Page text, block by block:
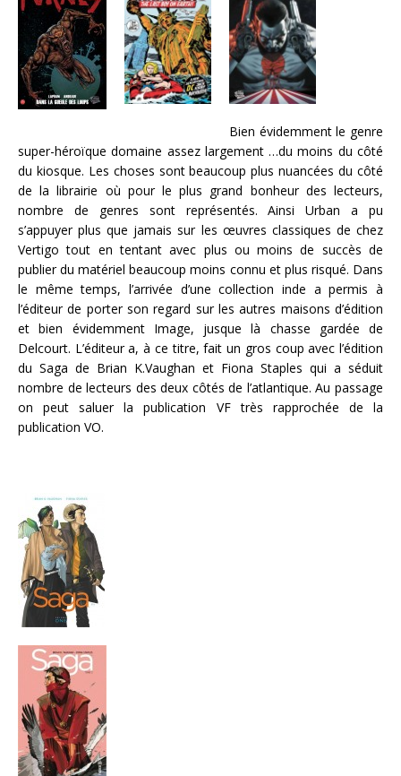
Bien évidemment le genre
super-héroïque domaine assez largement …du moins du côté
du kiosque. Les choses sont beaucoup plus nuancées du côté
de la librairie où pour le plus grand bonheur des lecteurs,
nombre de genres sont représentés. Ainsi Urban a pu
s’appuyer plus que jamais sur les œuvres classiques de chez
Vertigo tout en tentant avec plus ou moins de succès de
publier du matériel beaucoup moins connu et plus risqué. Dans
le même temps, l’arrivée d’une collection inde a permis à
l’éditeur de porter son regard sur les autres maisons d’édition
et bien évidemment Image, jusque là chasse gardée de
Delcourt. L’éditeur a, à ce titre, fait un gros coup avec l’édition
du Saga de Brian K.Vaughan et Fiona Staples qui a séduit
nombre de lecteurs des deux côtés de l’atlantique. Au passage
on peut saluer la publication VF très rapprochée de la
publication VO.